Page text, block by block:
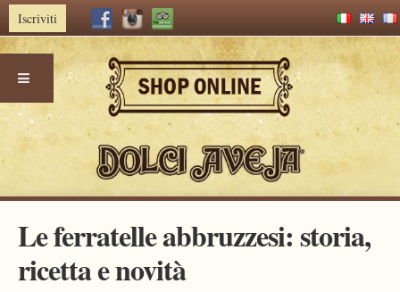
Iscriviti
Le ferratelle abbruzzesi: storia,
ricetta e novità